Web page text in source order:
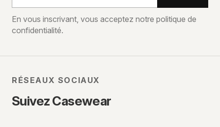
e-
mail
En vous inscrivant, vous acceptez notre politique de
confidentialité.
RÉSEAUX SOCIAUX
Suivez Casewear